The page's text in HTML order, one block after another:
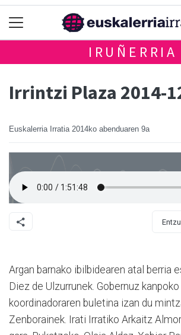
IRUÑERRIA
Irrintzi Plaza 2014-
Euskalerria Irratia 2014ko abenduaren 9a
Argan barnako ibilbidearen atal berria
Diez de Ulzurrunek. Gobernuz
koordinadoraren buletina izan du
Zenborainek. Irati Irratiko Arkaitz